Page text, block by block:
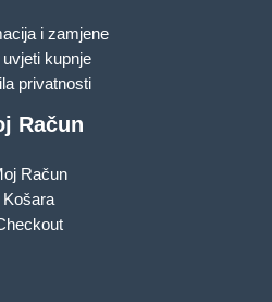
i zamjene
kupnje
privatnosti
Račun
Račun
Košara